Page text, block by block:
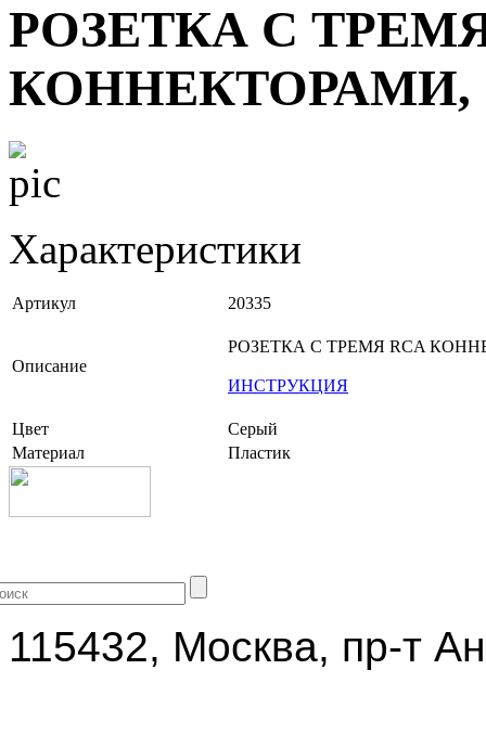
РОЗЕТКА С
КОННЕКТОРАМИ,
Характеристики
Артикул 20335
Описание
РОЗЕТКА С ТРЕМЯ RCA
ИНСТРУКЦИЯ
Цвет
Серый
Материал
Пластик
115432, Москва, пр-т